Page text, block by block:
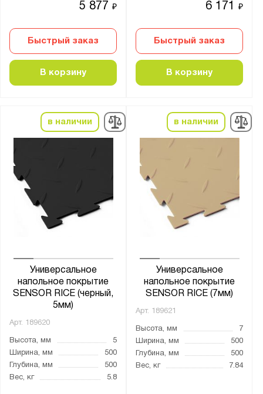
5 877₽
Быстрый заказ
В корзину
6 171₽
Быстрый заказ
В корзину
в наличии
Универсальное
напольное покрытие
SENSOR RICE (черный,
5мм)
Арт. 189620
Высота, мм
5
Ширина, мм
500
Глубина, мм
500
Вес, кг
5.8
в наличии
Универсальное
напольное покрытие
SENSOR RICE (7мм)
Арт. 189621
Высота, мм
7
Ширина, мм
500
Глубина, мм
500
Вес, кг
7.84